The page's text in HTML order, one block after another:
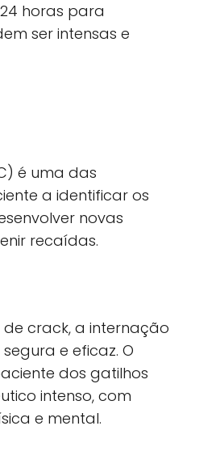
horas para
ser intensas e
é uma das
a identificar os
novas
recaídas.
crack, a internação
e eficaz. O
dos gatilhos
intenso, com
e mental.